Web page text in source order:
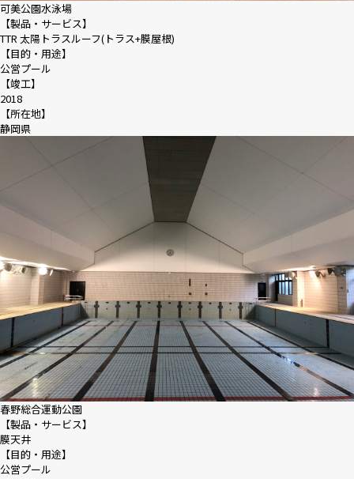
可美公園水泳場
【製品・サービス】
TTR 太陽トラスルーフ(トラス+膜屋根)
【目的・用途】
公営プール
【竣工】
2018
【所在地】
静岡県
春野総合運動公園
【製品・サービス】
膜天井
【目的・用途】
公営プール